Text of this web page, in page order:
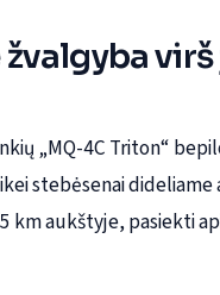
„MQ-4C Triton“
stebėsenai
km aukštyje, pasiekti